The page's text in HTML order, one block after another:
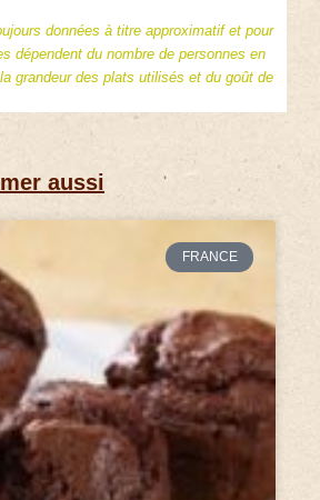
données à titre approximatif et pour
dépendent du nombre de personnes en
grandeur des plats utilisés et du goût de
aussi
FRANCE